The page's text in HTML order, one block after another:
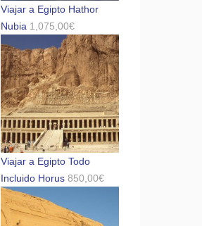
Viajar a Egipto Hathor
Nubia 1,075,00€
Viajar a Egipto Todo
Incluido Horus 850,00€